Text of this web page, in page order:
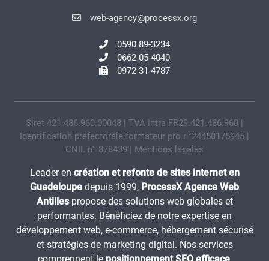
web-agency@processx.org
0590 89-3234
0662 05-4040
0972 31-4787
Siret 421.486.960.00048 | TVA intra FR29.421.486.960 |
Identification préfectorale formateur pro n°24450175945 |
CNIL n° 878439 | Mentions légales
Leader en création et refonte de sites internet en
Guadeloupe depuis 1999, ProcessX Agence Web
Antillespropose des solutions web globales et
performantes. Bénéficiez de notre expertise en
développement web, e-commerce, hébergement sécurisé
et stratégies de marketing digital. Nos services